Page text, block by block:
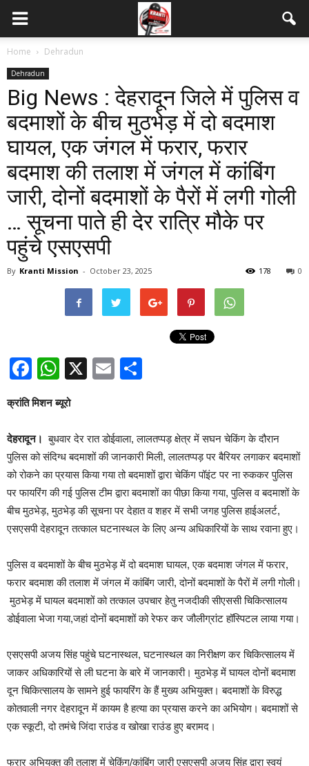
Home Dehradun
Dehradun
Big News : देहरादून जिले में पुलिस व
बदमाशों के बीच मुठभेड़ में दो बदमाश
घायल, एक जंगल में फरार, फरार
बदमाश की तलाश में जंगल में कांबिंग
जारी, दोनों बदमाशों के पैरों में लगी गोली
… सूचना पाते ही देर रात्रि मौके पर
पहुंचे एसएसपी
By Kranti Mission - October 23, 2025 0
178
Facebook
WhatsApp
X Email
क्रांति मिशन ब्यूरो
देहरादून।बुधवार देर रात डोईवाला, लालतप्पड़ क्षेत्र में सघन चेकिंग के दौरान
पुलिस को संदिग्ध बदमाशों की जानकारी मिली, लालतप्पड़ पर बैरियर लगाकर बदमाशों
को रोकने का प्रयास किया गया तो बदमाशों द्वारा चेकिंग पॉइंट पर ना रुककर पुलिस
पर फायरिंग की गई पुलिस टीम द्वारा बदमाशों का पीछा किया गया, पुलिस व बदमाशों के
बीच मुठभेड़, मुठभेड़ की सूचना पर देहात व शहर में सभी जगह पुलिस हाईअलर्ट,
एसएसपी देहरादून तत्काल घटनास्थल के लिए अन्य अधिकारियों के साथ रवाना हुए।
पुलिस व बदमाशों के बीच मुठभेड़ में दो बदमाश घायल, एक बदमाश जंगल में फरार,
फरार बदमाश की तलाश में जंगल में कांबिंग जारी, दोनों बदमाशों के पैरों में लगी गोली।
मुठभेड़ में घायल बदमाशों को तत्काल उपचार हेतु नजदीकी सीएससी चिकित्सालय
डोईवाला भेजा गया,जहां दोनों बदमाशों को रेफर कर जौलीग्रांट हॉस्पिटल लाया गया।
एसएसपी अजय सिंह पहुंचे घटनास्थल, घटनास्थल का निरीक्षण कर चिकित्सालय में
जाकर अधिकारियों से ली घटना के बारे में जानकारी। मुठभेड़ में घायल दोनों बदमाश
दून चिकित्सालय के सामने हुई फायरिंग के हैं मुख्य अभियुक्त। बदमाशों के विरुद्ध
कोतवाली नगर देहरादून में कायम है हत्या का प्रयास करने का अभियोग। बदमाशों से
एक स्कूटी, दो तमंचे जिंदा राउंड व खोखा राउंड हुए बरामद।
फरार अभियुक्त की तलाश में चेकिंग/कांबिंग जारी एसएसपी अजय सिंह द्वारा स्वयं